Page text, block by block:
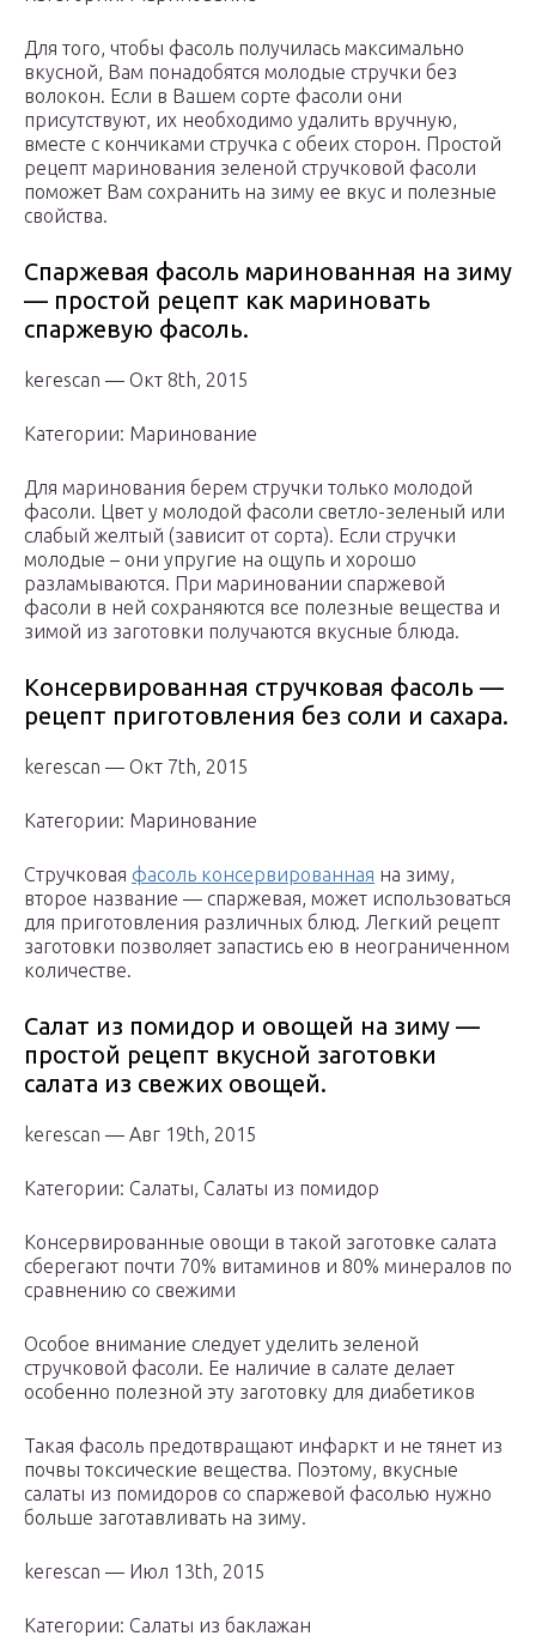
Для того, чтобы фасоль получилась максимально
вкусной, Вам понадобятся молодые стручки без
волокон. Если в Вашем сорте фасоли они
присутствуют, их необходимо удалить вручную,
вместе с кончиками стручка с обеих сторон. Простой
рецепт маринования зеленой стручковой фасоли
поможет Вам сохранить на зиму ее вкус и полезные
свойства.
Спаржевая фасоль маринованная на зиму
— простой рецепт как мариновать
спаржевую фасоль.
kerescan — Окт 8th, 2015
Категории: Маринование
Для маринования берем стручки только молодой
фасоли. Цвет у молодой фасоли светло-зеленый или
слабый желтый (зависит от сорта). Если стручки
молодые – они упругие на ощупь и хорошо
разламываются. При мариновании спаржевой
фасоли в ней сохраняются все полезные вещества и
зимой из заготовки получаются вкусные блюда.
Консервированная стручковая фасоль —
рецепт приготовления без соли и сахара.
kerescan — Окт 7th, 2015
Категории: Маринование
Стручковая фасоль консервированная на зиму,
второе название — спаржевая, может использоваться
для приготовления различных блюд. Легкий рецепт
заготовки позволяет запастись ею в неограниченном
количестве.
Салат из помидор и овощей на зиму —
простой рецепт вкусной заготовки
салата из свежих овощей.
kerescan — Авг 19th, 2015
Категории: Салаты, Салаты из помидор
Консервированные овощи в такой заготовке салата
сберегают почти 70% витаминов и 80% минералов по
сравнению со свежими
Особое внимание следует уделить зеленой
стручковой фасоли. Ее наличие в салате делает
особенно полезной эту заготовку для диабетиков
Такая фасоль предотвращают инфаркт и не тянет из
почвы токсические вещества. Поэтому, вкусные
салаты из помидоров со спаржевой фасолью нужно
больше заготавливать на зиму.
kerescan — Июл 13th, 2015
Категории: Салаты из баклажан